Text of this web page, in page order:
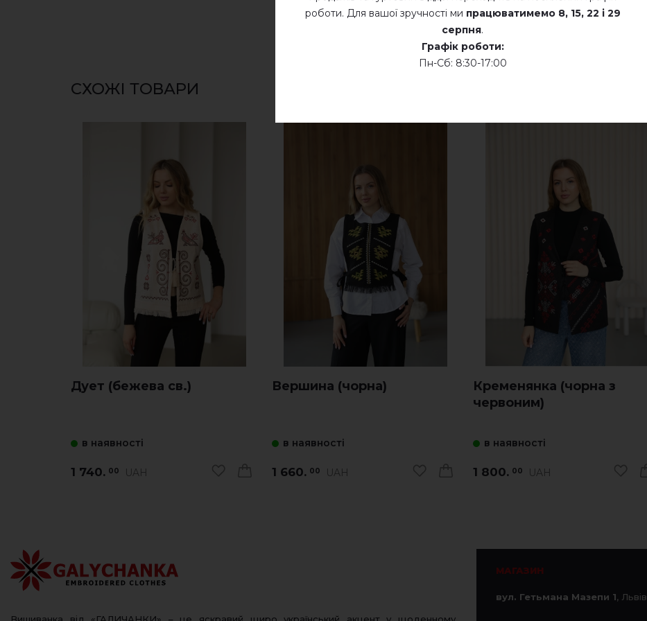
СХОЖІ ТОВАРИ
Дует (бежева св.)
в наявності
1 740. 00 UAH
Вершина (чорна)
в наявності
1 660. 00 UAH
Кременянка (чорна з
червоним)
в наявності
1 800. 00 UAH
Вишиванка від «ГАЛИЧАНКИ» – це яскравий щиро український акцент у щоденному
МАГАЗИН
вул. Гетьмана Мазепи 1, Львів
роботи. Для вашої зручності ми працюватимемо 8, 15, 22 і 29
серпня.
Графік роботи:
Пн-Сб: 8:30-17:00